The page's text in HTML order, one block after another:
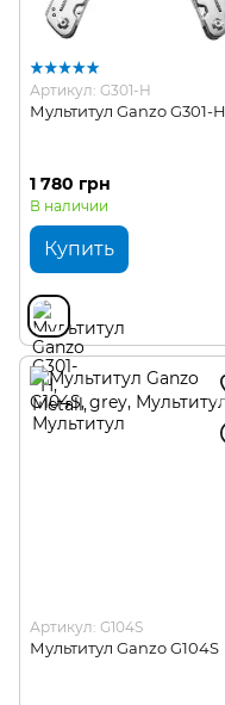
Артикул: G301-H
Мультитул Ganzo G301-H
1 780 грн
В наличии
Купить
Артикул: G104S
Мультитул Ganzo G104S